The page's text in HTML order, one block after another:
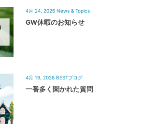
4月 24, 2026 News & Topics
GW休暇のお知らせ
4月 19, 2026 BESTブログ
一番多く聞かれた質問